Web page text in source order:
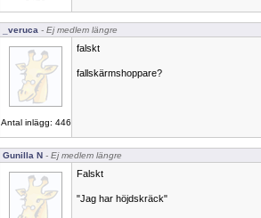
_veruca - Ej medlem längre
Antal inlägg: 446
falskt
fallskärmshoppare?
Gunilla N - Ej medlem längre
Falskt
"Jag har höjdskräck"